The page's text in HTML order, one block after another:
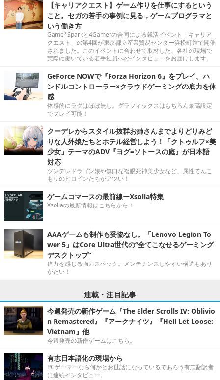
【キャリアクエスト】ゲーム作りを仕事にするという
こと。セガの若手の事例に見る，ゲームプログラマと
いう働き方
Game*Sparkと4Gamerの合同による就活イベント「キャリア
クエスト」の第4回が東京都立産業貿易センター浜松町館で開催
されました。このイベントに合わせて取材した、各社の現場で
実際に働いている若手社員へのインタビューをお届けします。
GeForce NOWで『Forza Horizon 6』をプレイ。ハ
ンドルコントローラー×クラウドゲーミングの底力を体
感
体感的にラグはほぼ無し。グラフィックスはもちろん最高設定
でプレイ可能！
クーデレからスタイル抜群お姉さんまでよりどりみど
りな人外娘たちとホテル経営しよう！「クトゥルフ×美
少女」テーマのADV『ヨグ=ソトースの庭』が日本語
対応
ツンデレドラゴン娘や無口な複眼死神美少女など、属性てんこ
もりのヒロインたちがアツい！
ゲームコマースの最前線ーXsolla特集
Xsollaの最新情報はこちらから！
AAAゲームも制作も妥協なし。「Lenovo Legion To
wer 5」はCore Ultra世代の“全てこなせるゲーミング
デスクトップ”
迫力を感じる強力スペック。メンテナンスしやすい構造もあり
がたい！
連載・注目記事
今週発売の新作ゲーム『The Elder Scrolls IV: Oblivio
n Remastered』『アークナイツ』『Hell Let Loose:
Vietnam』他
今週発売の新作ゲームはこちら。
有志日本語化の現場から
PCゲーマーなら何かとお世話になっているであろう有志翻訳者
に連続インタビュー。